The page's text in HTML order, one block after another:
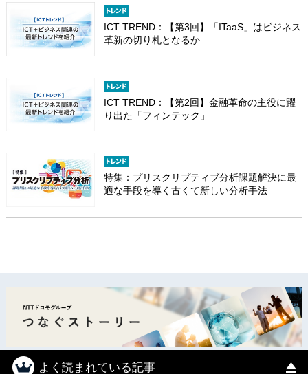
ICT TREND：【第3回】「ITaaS」はビジネス
革新の切り札となるか
ICT TREND：【第2回】金融革命の主役に躍
り出た「フィンテック」
特集：プリスクリプティブ分析課題解決に最
適な手段を導く古くて新しい分析手法
よく読まれている記事